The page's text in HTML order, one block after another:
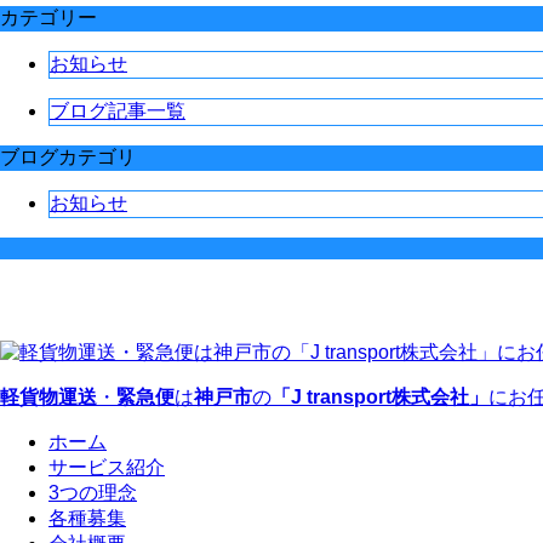
カテゴリー
お知らせ
ブログ記事一覧
ブログカテゴリ
お知らせ
軽貨物運送 ・ 緊急便は神戸市の 「J transport株式会社」 にお
ホーム
サービス紹介
3つの理念
各種募集